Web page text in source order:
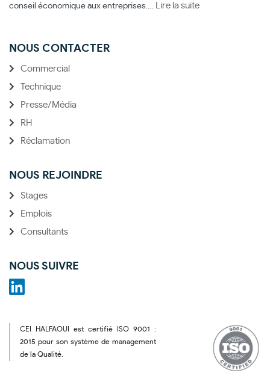
conseil économique aux entreprises.…
Lire la suite
NOUS CONTACTER
Commercial
Technique
Presse/Média
RH
Réclamation
NOUS REJOINDRE
Stages
Emplois
Consultants
NOUS SUIVRE
CEI HALFAOUI est certifié ISO 9001 :
2015 pour son système de management
de la Qualité.